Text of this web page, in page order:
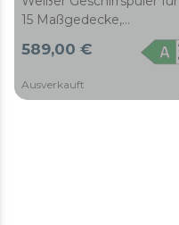
15 Maßgedecke,
Energieeffizienzklasse A,
mit Oberflächen in
Color-Display, Inverter-
589,00 €
Ausverkauft